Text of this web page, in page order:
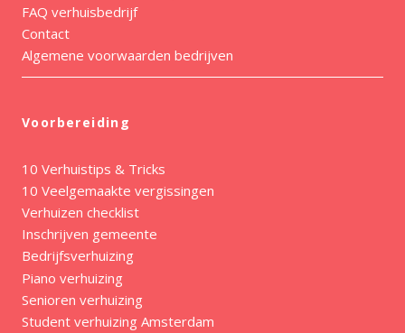
FAQ verhuisbedrijf
Contact
Algemene voorwaarden bedrijven
Voorbereiding
10 Verhuistips & Tricks
10 Veelgemaakte vergissingen
Verhuizen checklist
Inschrijven gemeente
Bedrijfsverhuizing
Piano verhuizing
Senioren verhuizing
Student verhuizing Amsterdam